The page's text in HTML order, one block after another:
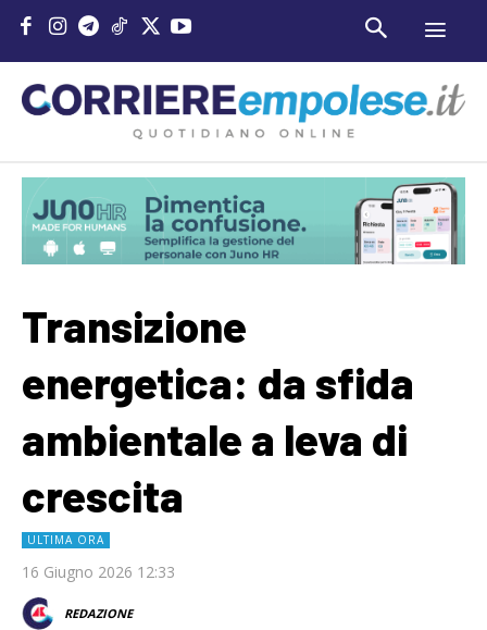
Transizione
energetica: da sfida
ambientale a leva di
crescita
ULTIMA ORA
16 Giugno 2026 12:33
REDAZIONE